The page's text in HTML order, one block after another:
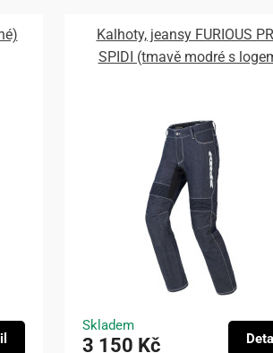
Kalhoty, jeansy FURIOUS
SPIDI (tmavě modré s
Skladem
3 150 Kč